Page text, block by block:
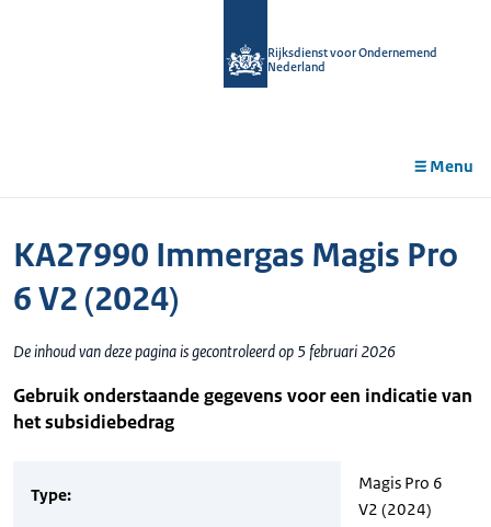
Rijksdienst voor Ondernemend
Nederland
Menu
KA27990 Immergas Magis Pro
6 V2 (2024)
De inhoud van deze pagina is gecontroleerd op 5 februari 2026
Gebruik onderstaande gegevens voor een indicatie van
het subsidiebedrag
Type:
Magis Pro 6
V2 (2024)